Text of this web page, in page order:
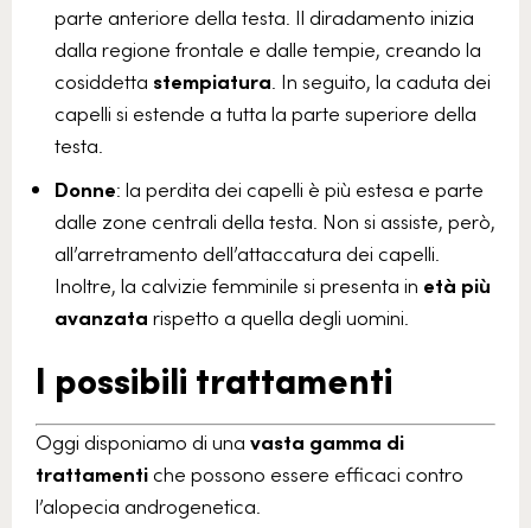
parte anteriore della testa. Il diradamento inizia
dalla regione frontale e dalle tempie, creando la
cosiddetta stempiatura. In seguito, la caduta dei
capelli si estende a tutta la parte superiore della
testa.
Donne: la perdita dei capelli è più estesa e parte
dalle zone centrali della testa. Non si assiste, però,
all’arretramento dell’attaccatura dei capelli.
Inoltre, la calvizie femminile si presenta in età più
avanzata rispetto a quella degli uomini.
I possibili trattamenti
Oggi disponiamo di una vasta gamma di
trattamentiche possono essere efficaci contro
l’alopecia androgenetica.